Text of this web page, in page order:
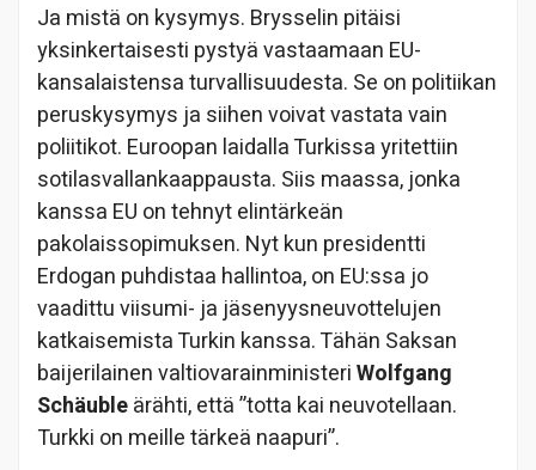
Ja mistä on kysymys. Brysselin pitäisi
yksinkertaisesti pystyä vastaamaan EU-
kansalaistensa turvallisuudesta. Se on politiikan
peruskysymys ja siihen voivat vastata vain
poliitikot. Euroopan laidalla Turkissa yritettiin
sotilasvallankaappausta. Siis maassa, jonka
kanssa EU on tehnyt elintärkeän
pakolaissopimuksen. Nyt kun presidentti
Erdogan puhdistaa hallintoa, on EU:ssa jo
vaadittu viisumi- ja jäsenyysneuvottelujen
katkaisemista Turkin kanssa. Tähän Saksan
baijerilainen valtiovarainministeriWolfgang
Schäubleärähti, että ”totta kai neuvotellaan.
Turkki on meille tärkeä naapuri”.